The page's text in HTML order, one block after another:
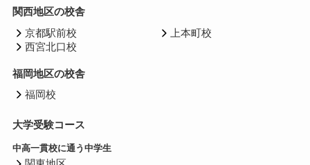
関西地区の校舎
京都駅前校
西宮北口校
上本町校
福岡地区の校舎
福岡校
大学受験コース
中高一貫校に通う中学生